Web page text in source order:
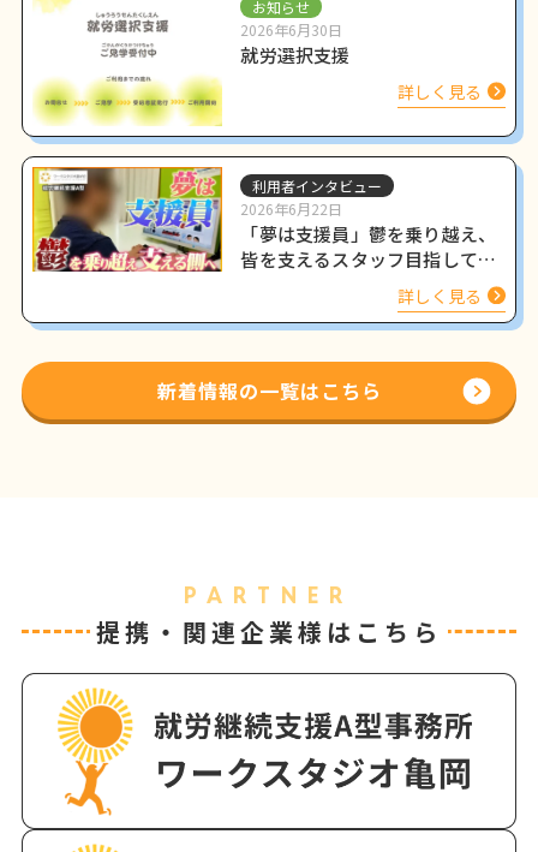
お知らせ
2026年6月30日
就労選択支援
詳しく見る
利用者インタビュー
2026年6月22日
「夢は支援員」鬱を乗り越え、
皆を支えるスタッフ目指して働
く姿をインタビュー詳しく見る
新着情報の一覧はこちら
PARTNER
提携・関連企業様はこちら